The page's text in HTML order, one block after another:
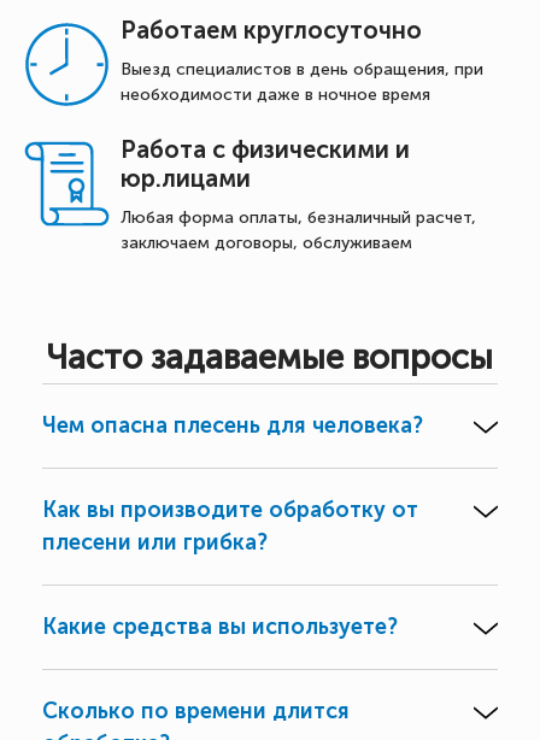
Работаем круглосуточно
Выезд специалистов в день обращения, при
необходимости даже в ночное время
Работа с физическими и
юр.лицами
Любая форма оплаты, безналичный расчет,
заключаем договоры, обслуживаем
Часто задаваемые вопросы
Чем опасна плесень для человека?
Как вы производите обработку от
плесени или грибка?
Какие средства вы используете?
Сколько по времени длится